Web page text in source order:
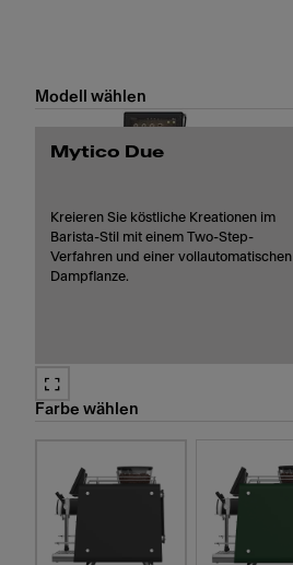
Modell wählen
Mytico Due
Kreieren Sie köstliche Kreationen im
Barista-Stil mit einem Two-Step-
Verfahren und einer vollautomatischen
Dampflanze.
Farbe wählen